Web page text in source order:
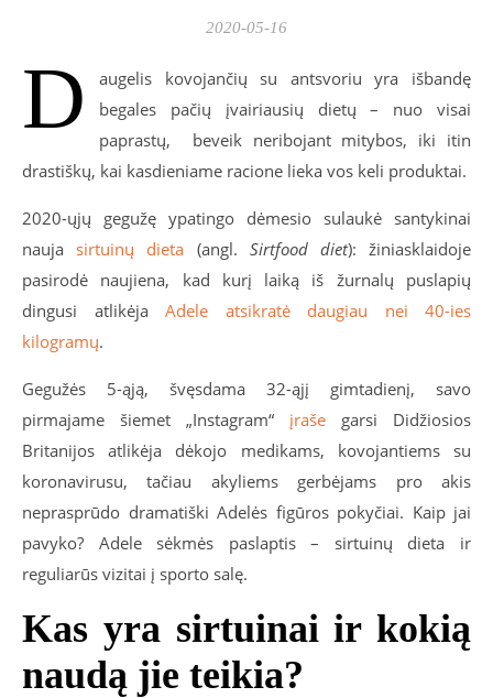
2020-05-16
D
augelis kovojančių su antsvoriu yra išbandę
begales pačių įvairiausių dietų – nuo visai
paprastų, beveik neribojant mitybos, iki itin
drastiškų, kai kasdieniame racione lieka vos keli produktai.
2020-ųjų gegužę ypatingo dėmesio sulaukė santykinai
nauja sirtuinų dieta (angl. Sirtfood diet): žiniasklaidoje
pasirodė naujiena, kad kurį laiką iš žurnalų puslapių
dingusi atlikėja Adele atsikratė daugiau nei 40-ies
kilogramų.
Gegužės 5-ąją, švęsdama 32-ąjį gimtadienį, savo
pirmajame šiemet „Instagram“ įraše garsi Didžiosios
Britanijos atlikėja dėkojo medikams, kovojantiems su
koronavirusu, tačiau akyliems gerbėjams pro akis
neprasprūdo dramatiški Adelės figūros pokyčiai. Kaip jai
pavyko? Adele sėkmės paslaptis – sirtuinų dieta ir
reguliarūs vizitai į sporto salę.
Kas yra sirtuinai ir kokią
naudą jie teikia?